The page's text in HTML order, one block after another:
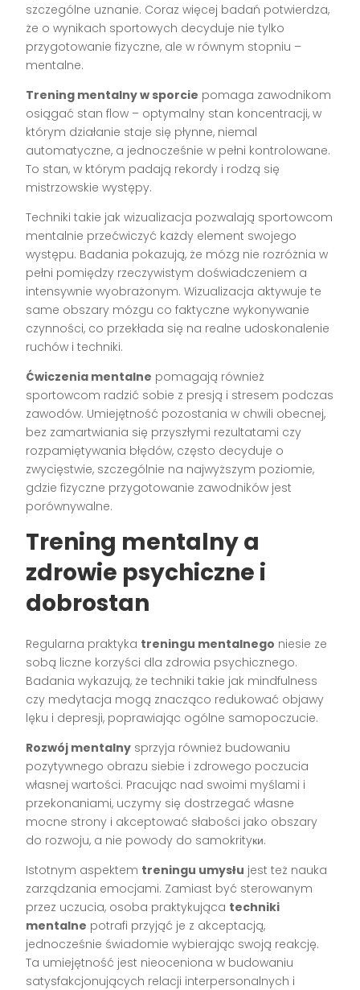
szczególne uznanie. Coraz więcej badań potwierdza,
że o wynikach sportowych decyduje nie tylko
przygotowanie fizyczne, ale w równym stopniu –
mentalne.
Trening mentalny w sporcie pomaga zawodnikom
osiągać stan flow – optymalny stan koncentracji, w
którym działanie staje się płynne, niemal
automatyczne, a jednocześnie w pełni kontrolowane.
To stan, w którym padają rekordy i rodzą się
mistrzowskie występy.
Techniki takie jak wizualizacja pozwalają sportowcom
mentalnie przećwiczyć każdy element swojego
występu. Badania pokazują, że mózg nie rozróżnia w
pełni pomiędzy rzeczywistym doświadczeniem a
intensywnie wyobrażonym. Wizualizacja aktywuje te
same obszary mózgu co faktyczne wykonywanie
czynności, co przekłada się na realne udoskonalenie
ruchów i techniki.
Ćwiczenia mentalne pomagają również
sportowcom radzić sobie z presją i stresem podczas
zawodów. Umiejętność pozostania w chwili obecnej,
bez zamartwiania się przyszłymi rezultatami czy
rozpamiętywania błędów, często decyduje o
zwycięstwie, szczególnie na najwyższym poziomie,
gdzie fizyczne przygotowanie zawodników jest
porównywalne.
Trening mentalny a
zdrowie psychiczne i
dobrostan
Regularna praktyka treningu mentalnego niesie ze
sobą liczne korzyści dla zdrowia psychicznego.
Badania wykazują, że techniki takie jak mindfulness
czy medytacja mogą znacząco redukować objawy
lęku i depresji, poprawiając ogólne samopoczucie.
Rozwój mentalny sprzyja również budowaniu
pozytywnego obrazu siebie i zdrowego poczucia
własnej wartości. Pracując nad swoimi myślami i
przekonaniami, uczymy się dostrzegać własne
mocne strony i akceptować słabości jako obszary
do rozwoju, a nie powody do samokrityки.
Istotnym aspektem treningu umysłu jest też nauka
zarządzania emocjami. Zamiast być sterowanym
przez uczucia, osoba praktykująca techniki
mentalne potrafi przyjąć je z akceptacją,
jednocześnie świadomie wybierając swoją reakcję.
Ta umiejętność jest nieoceniona w budowaniu
satysfakcjonujących relacji interpersonalnych i